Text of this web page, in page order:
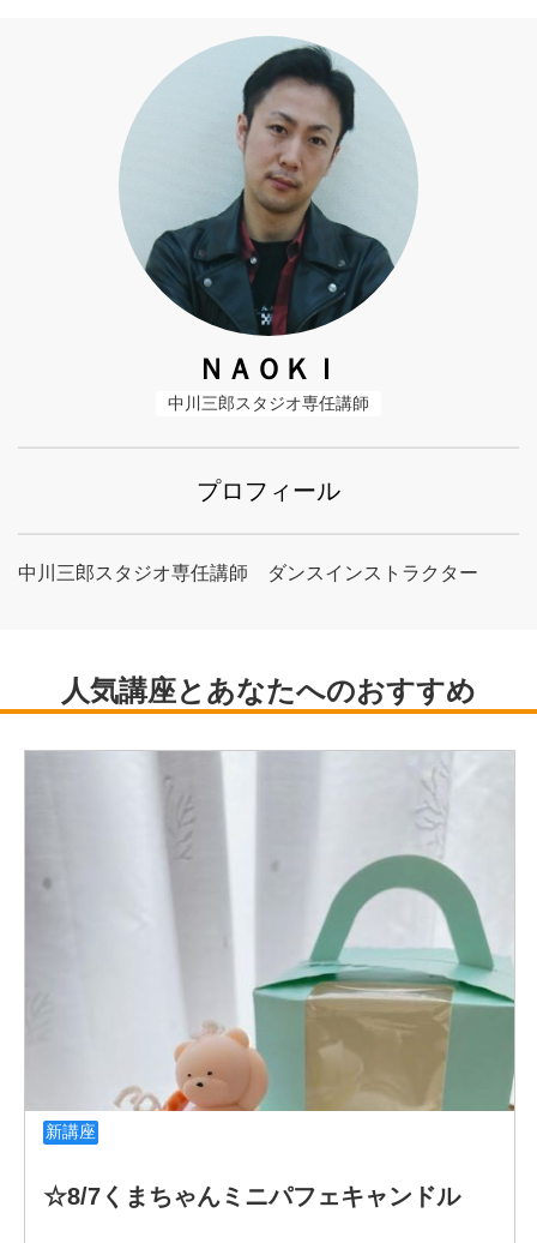
ＮＡＯＫＩ
中川三郎スタジオ専任講師
プロフィール
中川三郎スタジオ専任講師 ダンスインストラクター